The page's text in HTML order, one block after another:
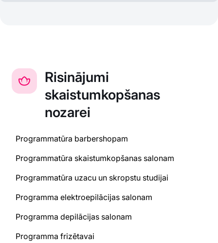
Risinājumi
skaistumkopšanas
nozarei
Programmatūra barbershopam
Programmatūra skaistumkopšanas salonam
Programmatūra uzacu un skropstu studijai
Programma elektroepilācijas salonam
Programma depilācijas salonam
Programma frizētavai